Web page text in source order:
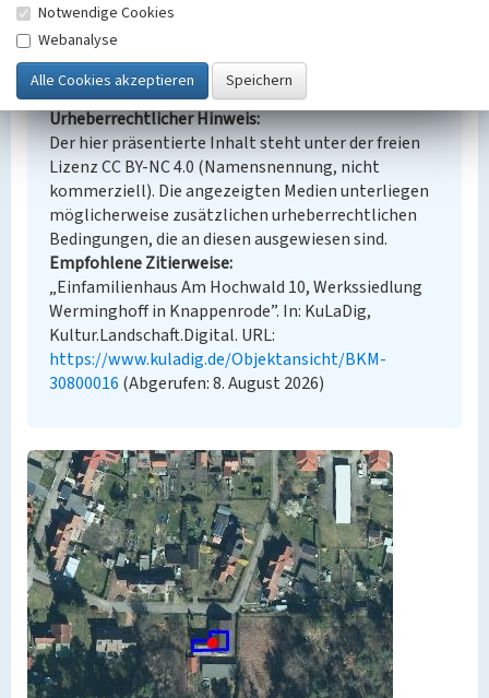
Empfohlene Zitierweise
Urheberrechtlicher Hinweis
Der hier präsentierte Inhalt steht unter der freien
Lizenz CC BY-NC 4.0 (Namensnennung, nicht
kommerziell). Die angezeigten Medien unterliegen
möglicherweise zusätzlichen urheberrechtlichen
Bedingungen, die an diesen ausgewiesen sind.
Empfohlene Zitierweise
„Einfamilienhaus Am Hochwald 10, Werkssiedlung
Werminghoff in Knappenrode”. In: KuLaDig,
Kultur.Landschaft.Digital. URL:
https://www.kuladig.de/Objektansicht/BKM-
30800016 (Abgerufen: 8. August 2026)
Notwendige Cookies
Webanalyse